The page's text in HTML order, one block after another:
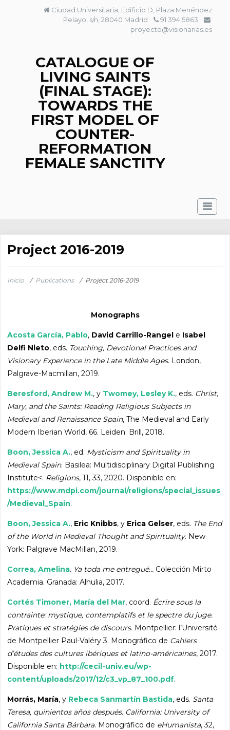
Ciudad Universitaria, Edificio D, Plaza Menéndez
Pelayo, s/n, 28040 Madrid
91 394 5863
proyecto@visionarias.es
CATALOGUE OF
LIVING SAINTS
(FINAL STAGE):
TOWARDS THE
FIRST MODEL OF
COUNTER-
REFORMATION
FEMALE SANCTITY
Project 2016-2019
Inicio / Publications / Project 2016-2019
Monographs
Acosta García, Pablo, David Carrillo-Rangel e Isabel
Delfi Nieto, eds. Touching, Devotional Practices and
Visionary Experience in the Late Middle Ages. London,
Palgrave-Macmillan, 2019.
Beresford, Andrew M., y Twomey, Lesley K., eds. Christ,
Mary, and the Saints: Reading Religious Subjects in
Medieval and Renaissance Spain, The Medieval and Early
Modern Iberian World, 66. Leiden: Brill, 2018.
Boon, Jessica A., ed. Mysticism and Spirituality in
Medieval Spain. Basilea: Multidisciplinary Digital Publishing
Institute<. Religions, 11, 33, 2020. Disponible en:
https://www.mdpi.com/journal/religions/special_issues
/Medieval_Spain.
Boon, Jessica A., Eric Knibbs, y Erica Gelser, eds. The End
of the World in Medieval Thought and Spirituality. New
York: Palgrave MacMillan, 2019.
Correa, Amelina. Ya toda me entregué… Colección Mirto
Academia. Granada: Alhulia, 2017.
Cortés Timoner, María del Mar, coord. Écrire sous la
contrainte: mystique, contemplatifs et le spectre du juge.
Pratiques et stratégies de discours. Montpellier: l’Université
de Montpellier Paul-Valéry 3. Monográfico de Cahiers
d’études des cultures ibériques et latino-américaines, 2017.
Disponible en: http://cecil-univ.eu/wp-
content/uploads/2017/12/c3_vp_87_100.pdf.
Morrás, María, y Rebeca Sanmartín Bastida, eds. Santa
Teresa, quinientos años después. California: University of
California Santa Bárbara. Monográfico de eHumanista, 32,